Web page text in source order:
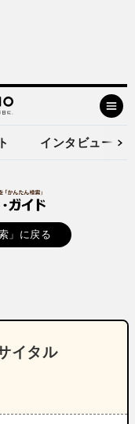
インタビュー
」に戻る
イタル